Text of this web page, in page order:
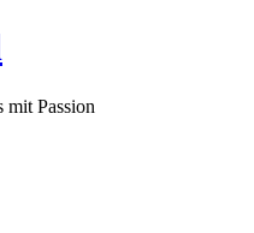
mit Passion